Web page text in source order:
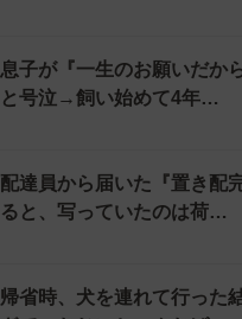
息子が『一生のお願いだか
と号泣→飼い始めて4年…
配達員から届いた『置き配
ると、写っていたのは荷…
帰省時、犬を連れて行った